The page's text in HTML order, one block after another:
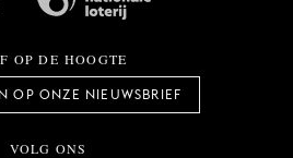
OP DE HOOGTE
OP ONZE NIEUWSBRIEF
VOLG ONS